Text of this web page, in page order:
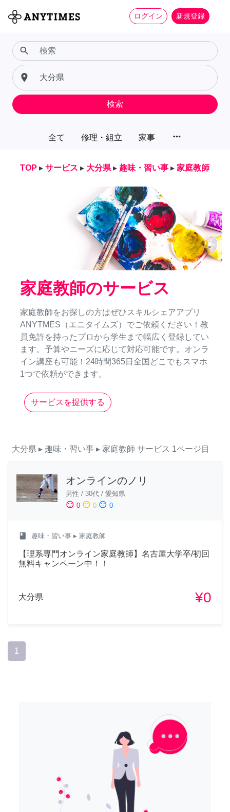
ログイン 新規登録
全て 修理・組立 家事 more_horiz
search
place
検索
TOP ▸ サービス ▸ 大分県 ▸ 趣味・習い事 ▸ 家庭教師
家庭教師のサービス
家庭教師をお探しの方はぜひスキルシェアアプリ
ANYTMES（エニタイムズ）でご依頼ください！教
員免許を持ったプロから学生まで幅広く登録してい
ます。予算やニーズに応じて対応可能です。オンラ
イン講座も可能！24時間365日全国どこでもスマホ
1つで依頼ができます。
サービスを提供する
大分県 ▸ 趣味・習い事 ▸ 家庭教師 サービス 1ページ目
オンラインのノリ
男性 / 30代 / 愛知県
sentiment_satisfied 0 sentiment_neutral 0 sentiment_dissatisfied 0
class 趣味・習い事 ▸ 家庭教師
【理系専門オンライン家庭教師】名古屋大学卒/初回
無料キャンペーン中！！
大分県 ¥0
1